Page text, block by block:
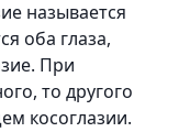
называется
оба глаза,
При
то другого
косоглазии.